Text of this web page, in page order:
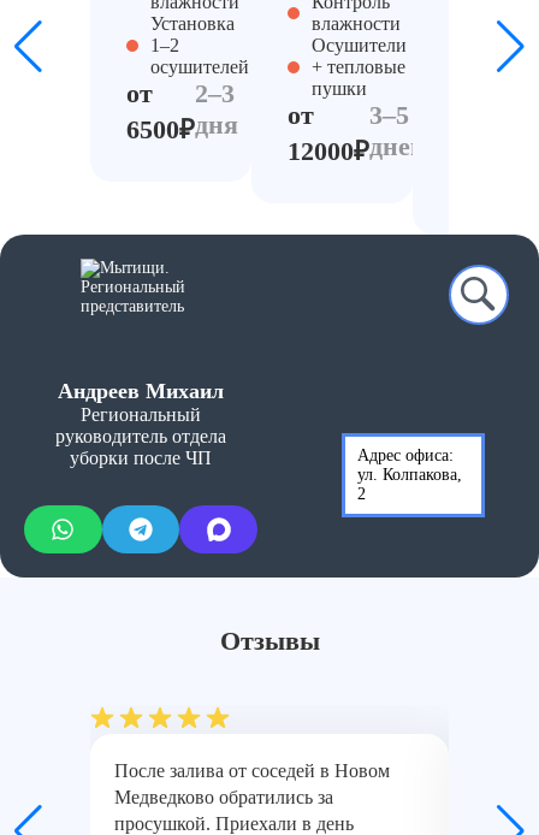
Установка
1–2
осушителей
от
6500₽
2–3
дня
влажности
Осушители
+ тепловые
пушки
от
12000₽
3–5
дней
Андреев Михаил
Региональный
руководитель отдела
уборки после ЧП
Адрес офиса:
ул. Колпакова,
2
Отзывы
После залива от соседей в Новом
Медведково обратились за
просушкой. Приехали в день